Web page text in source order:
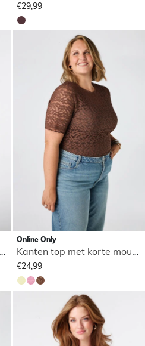
€29,99
T-shirt van sweatstof met studs
Online Only
Kanten top met korte mouwen
€24,99